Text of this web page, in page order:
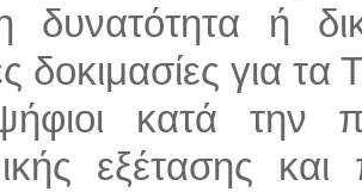
δυνατότητα ή
δοκιμασίες για
κατά την
εξέτασης